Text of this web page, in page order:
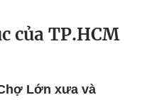
của TP.HCM
Lớn xưa và